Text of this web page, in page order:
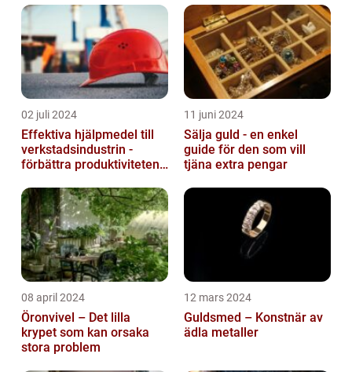
02 juli 2024
Effektiva hjälpmedel till
verkstadsindustrin -
förbättra produktiviteten
11 juni 2024
Sälja guld - en enkel
guide för den som vill
tjäna extra pengar
08 april 2024
Öronvivel – Det lilla
krypet som kan orsaka
stora problem
12 mars 2024
Guldsmed – Konstnär av
ädla metaller